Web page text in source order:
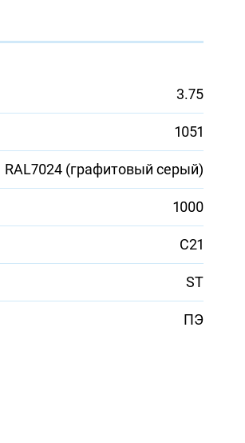
3.75
1051
RAL7024 (графитовый серый)
1000
С21
ST
ПЭ